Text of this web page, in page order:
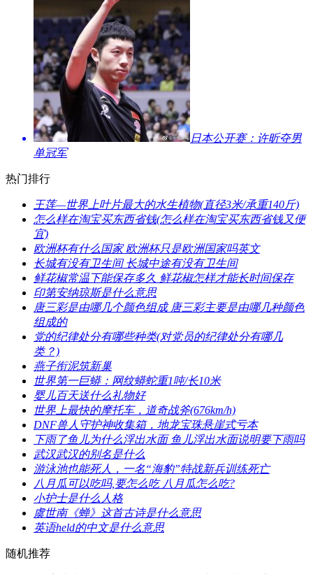
​日本公开赛：许昕夺男
单冠军
热门排行
​王莲—世界上叶片最大的水生植物(直径3米/承重140斤)
​怎么样在淘宝买东西省钱(怎么样在淘宝买东西省钱又便
宜)
​欧洲杯有什么国家 欧洲杯只是欧洲国家吗英文
​长城有没有卫生间 长城中途有没有卫生间
​鲜花椒常温下能保存多久 鲜花椒怎样才能长时间保存
​印第安纳琼斯是什么意思
​唐三彩是由哪几个颜色组成 唐三彩主要是由哪几种颜色
组成的
​党的纪律处分有哪些种类(对党员的纪律处分有哪几
类？)
​燕子衔泥筑新巢
​世界第一巨蟒：网纹蟒蛇重1吨/长10米
​婴儿百天送什么礼物好
​世界上最快的摩托车，道奇战斧(676km/h)
​DNF兽人守护神收集箱，地龙宝珠悬崖式亏本
​下雨了鱼儿为什么浮出水面 鱼儿浮出水面说明要下雨吗
​武汉武汉的别名是什么
​游泳池也能死人，一名“海豹”特战新兵训练死亡
​八月瓜可以吃吗,要怎么吃 八月瓜怎么吃?
​小护士是什么人格
​虞世南《蝉》这首古诗是什么意思
​英语held的中文是什么意思
随机推荐